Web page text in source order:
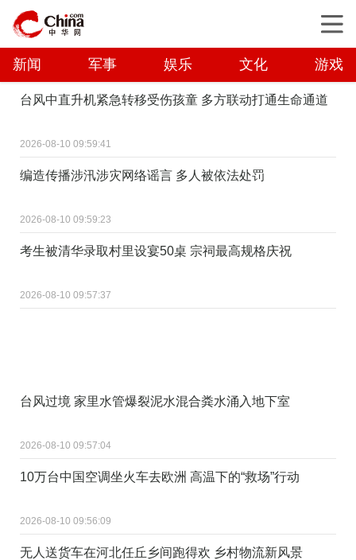
新闻 军事 娱乐 文化 游戏
台风中直升机紧急转移受伤孩童 多方联动打通生命通道
2026-08-10 09:59:41
编造传播涉汛涉灾网络谣言 多人被依法处罚
2026-08-10 09:59:23
考生被清华录取村里设宴50桌 宗祠最高规格庆祝
2026-08-10 09:57:37
台风过境 家里水管爆裂泥水混合粪水涌入地下室
2026-08-10 09:57:04
10万台中国空调坐火车去欧洲 高温下的“救场”行动
2026-08-10 09:56:09
无人送货车在河北任丘乡间跑得欢 乡村物流新风景